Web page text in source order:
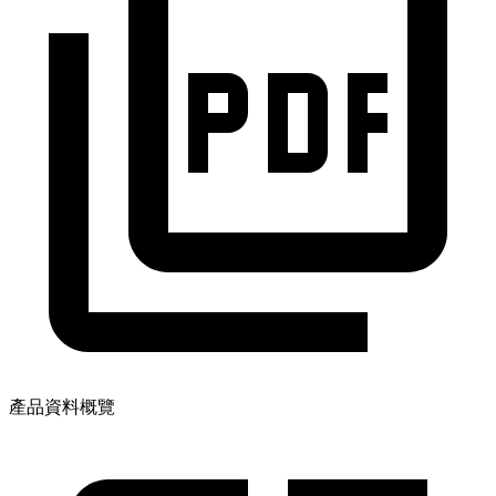
產品資料概覽